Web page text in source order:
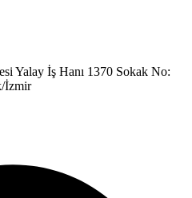
Yalay İş Hanı 1370 Sokak No:
İzmir